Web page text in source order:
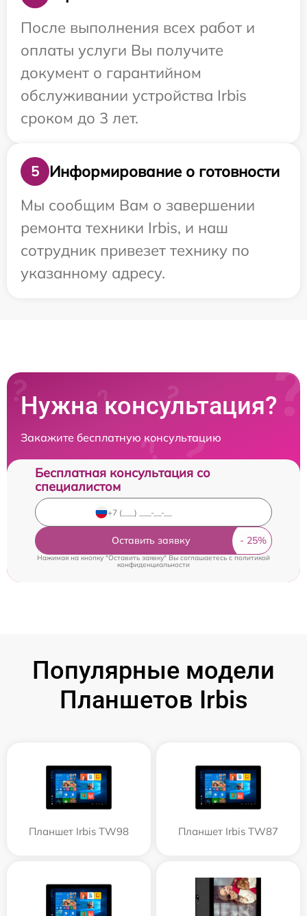
После выполнения всех работ и
оплаты услуги Вы получите
документ о гарантийном
обслуживании устройства Irbis
сроком до 3 лет.
5
Информирование о готовности
Мы сообщим Вам о завершении
ремонта техники Irbis, и наш
сотрудник привезет технику по
указанному адресу.
Нужна консультация?
Закажите бесплатную консультацию
Бесплатная консультация со
специалистом
Оставить заявку
Нажимая на кнопку "Оставить заявку" Вы соглашаетесь c политикой
конфиденциальности
Популярные модели
Планшетов Irbis
Планшет Irbis TW98 Планшет Irbis TW87